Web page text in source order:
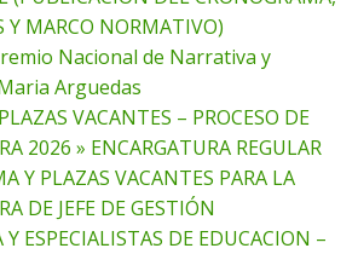
Y MARCO NORMATIVO)
Nacional de Narrativa y
Arguedas
VACANTES – PROCESO DE
2026 » ENCARGATURA REGULAR
Y PLAZAS VACANTES PARA LA
DE JEFE DE GESTIÓN
Y ESPECIALISTAS DE EDUCACION –